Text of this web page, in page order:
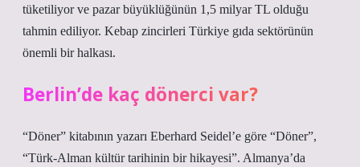
tüketiliyor ve pazar büyüklüğünün 1,5 milyar TL olduğu
tahmin ediliyor. Kebap zincirleri Türkiye gıda sektörünün
önemli bir halkası.
Berlin’de kaç dönerci var?
“Döner” kitabının yazarı Eberhard Seidel’e göre “Döner”,
“Türk-Alman kültür tarihinin bir hikayesi”. Almanya’da